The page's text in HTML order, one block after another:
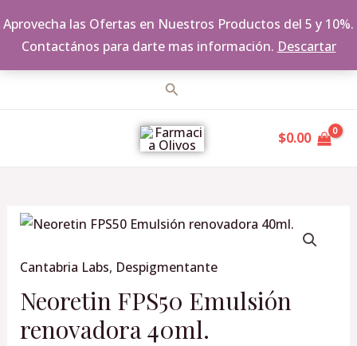
Aprovecha las Ofertas en Nuestros Productos del 5 y 10%.
Contactános para darte mas información. Descartar
Buscar
$0.00
Cantabria Labs, Despigmentante
Neoretin FPS50 Emulsión
renovadora 40ml.
Neoretin
Emulsión
renovadora
40ml.
cantidad